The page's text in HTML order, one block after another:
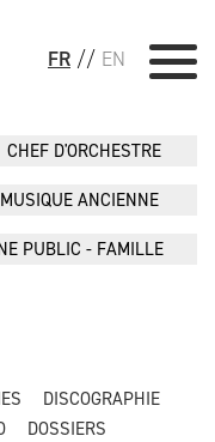
FR // EN
CHEF D'ORCHESTRE
MUSIQUE ANCIENNE
PUBLIC - FAMILLE
DISCOGRAPHIE
DOSSIERS